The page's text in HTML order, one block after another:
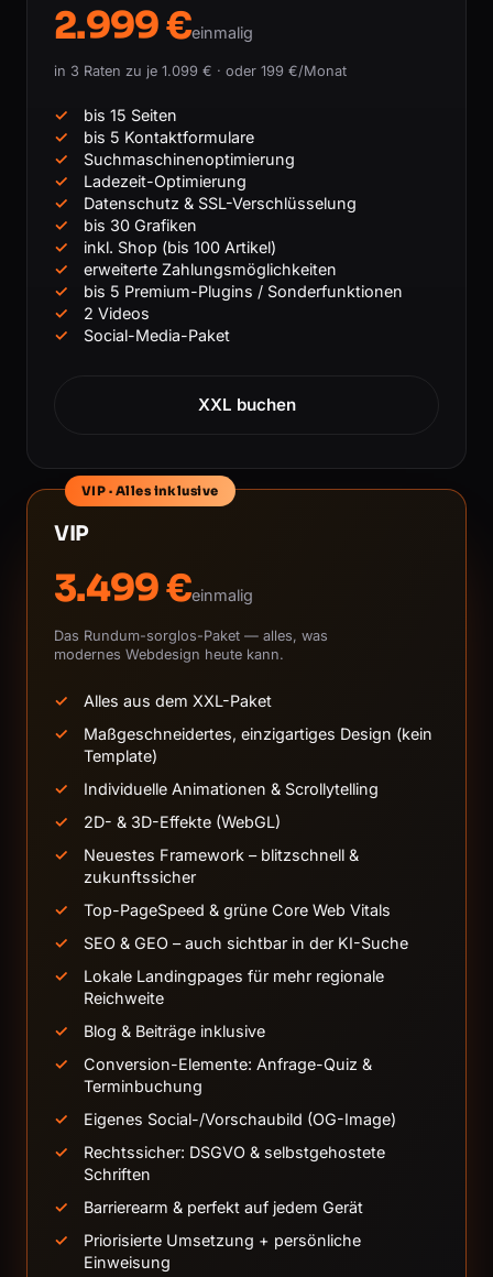
2.999 €einmalig
in 3 Raten zu je 1.099 € · oder 199 €/Monat
bis 15 Seiten
bis 5 Kontaktformulare
Suchmaschinenoptimierung
Ladezeit-Optimierung
Datenschutz & SSL-Verschlüsselung
bis 30 Grafiken
inkl. Shop (bis 100 Artikel)
erweiterte Zahlungsmöglichkeiten
bis 5 Premium-Plugins / Sonderfunktionen
2 Videos
Social-Media-Paket
XXL buchen
VIP · Alles inklusive
VIP
3.499 €einmalig
Das Rundum-sorglos-Paket — alles, was
modernes Webdesign heute kann.
Alles aus dem XXL-Paket
Maßgeschneidertes, einzigartiges Design (kein
Template)
Individuelle Animationen & Scrollytelling
2D- & 3D-Effekte (WebGL)
Neuestes Framework – blitzschnell &
zukunftssicher
Top-PageSpeed & grüne Core Web Vitals
SEO & GEO – auch sichtbar in der KI-Suche
Lokale Landingpages für mehr regionale
Reichweite
Blog & Beiträge inklusive
Conversion-Elemente: Anfrage-Quiz &
Terminbuchung
Eigenes Social-/Vorschaubild (OG-Image)
Rechtssicher: DSGVO & selbstgehostete
Schriften
Barrierearm & perfekt auf jedem Gerät
Priorisierte Umsetzung + persönliche
Einweisung